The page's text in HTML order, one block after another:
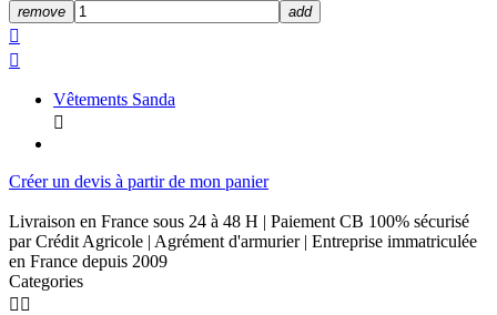
remove add


Vêtements Sanda

Créer un devis à partir de mon panier
Livraison en France sous 24 à 48 H | Paiement CB 100% sécurisé
par Crédit Agricole | Agrément d'armurier | Entreprise immatriculée
en France depuis 2009
Categories
 